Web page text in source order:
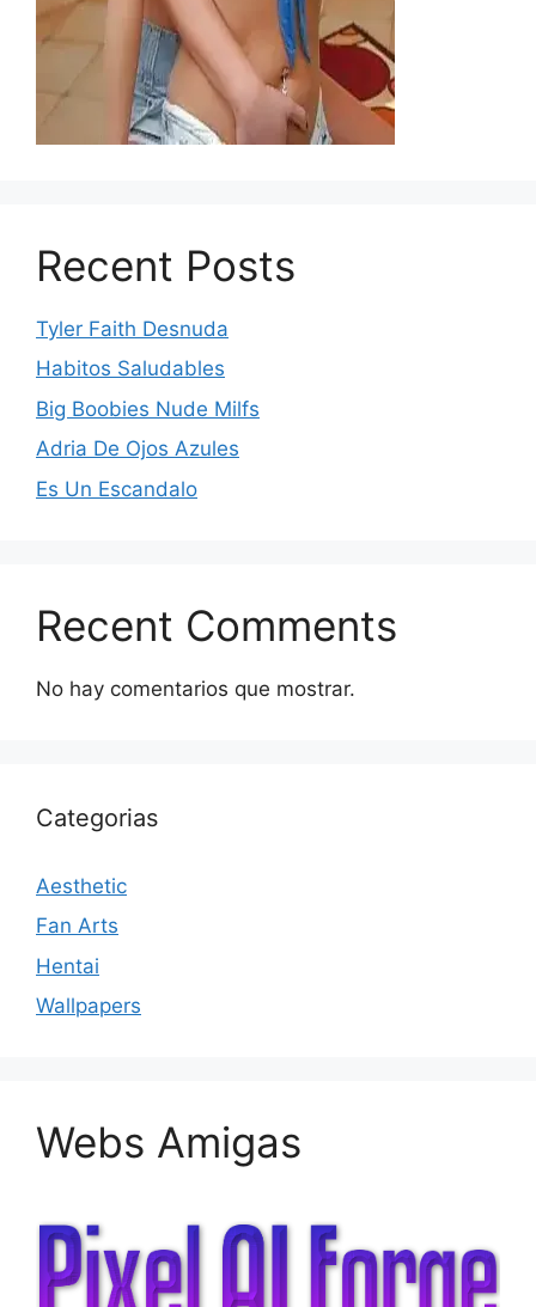
Recent Posts
Tyler Faith Desnuda
Habitos Saludables
Big Boobies Nude Milfs
Adria De Ojos Azules
Es Un Escandalo
Recent Comments
No hay comentarios que mostrar.
Categorias
Aesthetic
Fan Arts
Hentai
Wallpapers
Webs Amigas